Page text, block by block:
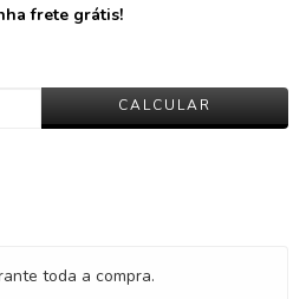
frete grátis!
CALCULAR
toda a compra.